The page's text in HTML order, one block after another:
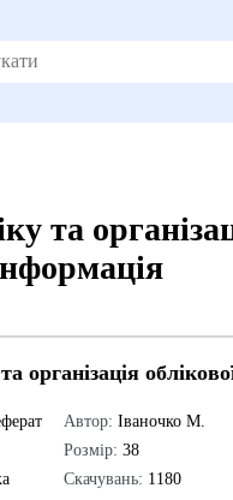
та
організація
Автор: Іваночко М.
Розмір: 38
Скачувань: 1180